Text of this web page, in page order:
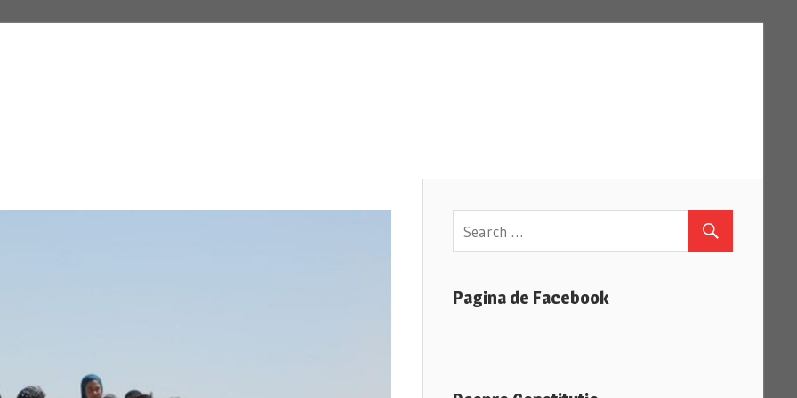
Pagina de Facebook